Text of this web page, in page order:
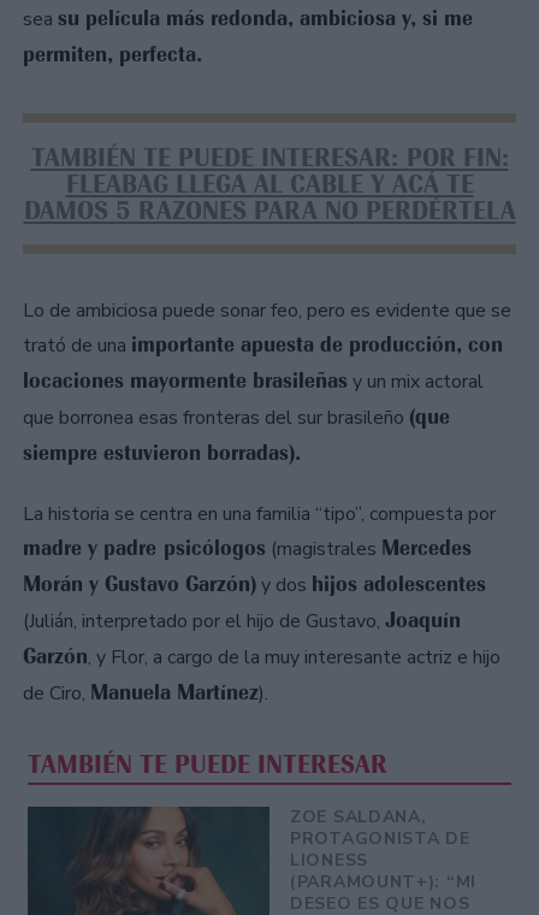
sea su película más redonda, ambiciosa y, si me
permiten, perfecta.
TAMBIÉN TE PUEDE INTERESAR: POR FIN:
FLEABAG LLEGA AL CABLE Y ACÁ TE
DAMOS 5 RAZONES PARA NO PERDÉRTELA​
Lo de ambiciosa puede sonar feo, pero es evidente que se
trató de una importante apuesta de producción, con
locaciones mayormente brasileñas y un mix actoral
que borronea esas fronteras del sur brasileño (que
siempre estuvieron borradas).
La historia se centra en una familia “tipo”, compuesta por
madre y padre psicólogos (magistrales Mercedes
Morán y Gustavo Garzón)y dos hijos adolescentes
(Julián, interpretado por el hijo de Gustavo, Joaquín
Garzón, y Flor, a cargo de la muy interesante actriz e hijo
de Ciro, Manuela Martínez).
TAMBIÉN TE PUEDE INTERESAR
ZOE SALDANA,
PROTAGONISTA DE
LIONESS
(PARAMOUNT+): “MI
DESEO ES QUE NOS